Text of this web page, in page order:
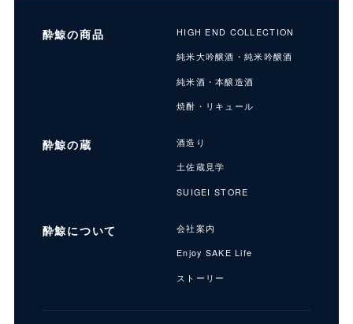
酔鯨の商品 HIGH END COLLECTION
純米大吟醸酒・純米吟醸酒
純米酒・本醸造酒
焼酎・リキュール
酔鯨の蔵 酒造り
土佐蔵見学
SUIGEI STORE
酔鯨について 会社案内
Enjoy SAKE Life
ストーリー